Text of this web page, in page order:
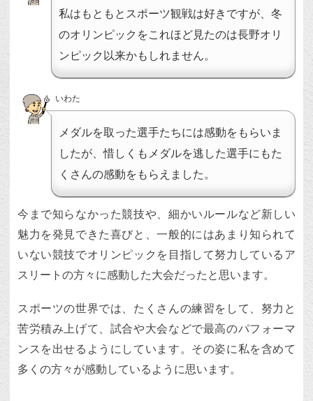
私はもともとスポーツ観戦は好きですが、冬
のオリンピックをこれほど見たのは長野オリ
ンピック以来かもしれません。
いわた
メダルを取った選手たちには感動をもらいま
したが、惜しくもメダルを逃した選手にもた
くさんの感動をもらえました。
今まで知らなかった競技や、細かいルールなど新しい
魅力を発見できた喜びと、一般的にはあまり知られて
いない競技でオリンピックを目指して努力しているア
スリートの方々に感動した大会だったと思います。
スポーツの世界では、たくさんの練習をして、努力と
苦労積み上げて、試合や大会などで最高のパフォーマ
ンスを出せるようにしています。その姿に私を含めて
多くの方々が感動しているように思います。